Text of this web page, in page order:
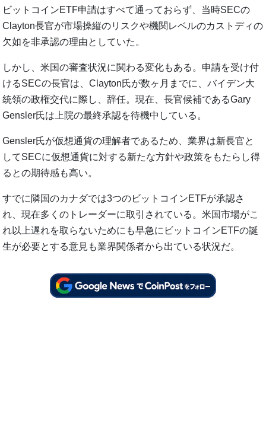
ビットコインETF申請はすべて通っておらず、当時SECの
Clayton長官が市場操縦のリスクや機関レベルのカストディの
欠如を非承認の理由としていた。
しかし、米国の審査状況に関わる変化もある。申請を受け付
けるSECの長官は、Clayton氏が数ヶ月までに、バイデン大
統領の政権交代に際し、辞任。現在、長官候補であるGary
Gensler氏は上院の最終承認を待機中している。
Gensler氏が仮想通貨の理解者であるため、業界は新長官と
してSECに仮想通貨に対する新たな方針や政策をもたらし得
るとの期待感も高い。
すでに隣国のカナダでは3つのビットコインETFが承認さ
れ、現在多くのトレーダーに取引されている。米国市場がこ
れ以上遅れを取らないためにも早急にビットコインETFの誕
生が必要とする意見も業界関係者から出ている状況だ。